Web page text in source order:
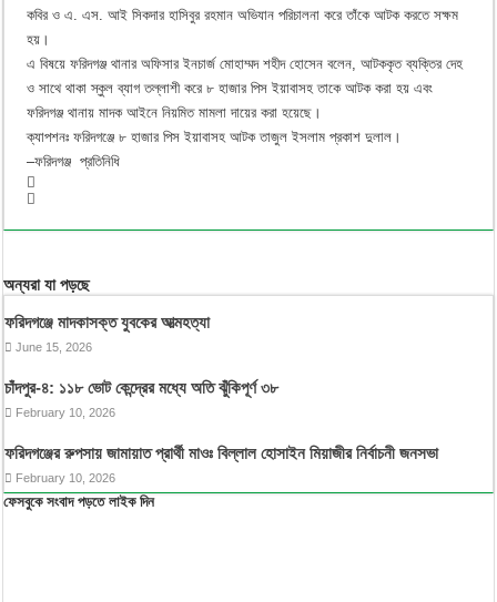
কবির ও এ. এস. আই সিকদার হাসিবুর রহমান অভিযান পরিচালনা করে তাঁকে আটক করতে সক্ষম
হয়।
এ বিষয়ে ফরিদগঞ্জ থানার অফিসার ইনচার্জ মোহাম্মদ শহীদ হোসেন বলেন, আটককৃত ব্যক্তির দেহ
ও সাথে থাকা স্কুল ব্যাগ তল্লাশী করে ৮ হাজার পিস ইয়াবাসহ তাকে আটক করা হয় এবং
ফরিদগঞ্জ থানায় মাদক আইনে নিয়মিত মামলা দায়ের করা হয়েছে।
ক্যাপশনঃ ফরিদগঞ্জে ৮ হাজার পিস ইয়াবাসহ আটক তাজুল ইসলাম প্রকাশ দুলাল।
–ফরিদগঞ্জ প্রতিনিধি
অন্যরা যা পড়ছে
ফরিদগঞ্জে মাদকাসক্ত যুবকের আত্মহত্যা
June 15, 2026
চাঁদপুর-৪: ১১৮ ভোট কেন্দ্রের মধ্যে অতি ঝুঁকিপূর্ণ ৩৮
February 10, 2026
ফরিদগঞ্জের রুপসায় জামায়াত প্রার্থী মাওঃ বিল্লাল হোসাইন মিয়াজীর নির্বাচনী জনসভা
February 10, 2026
ফেসবুকে সংবাদ পড়তে লাইক দিন